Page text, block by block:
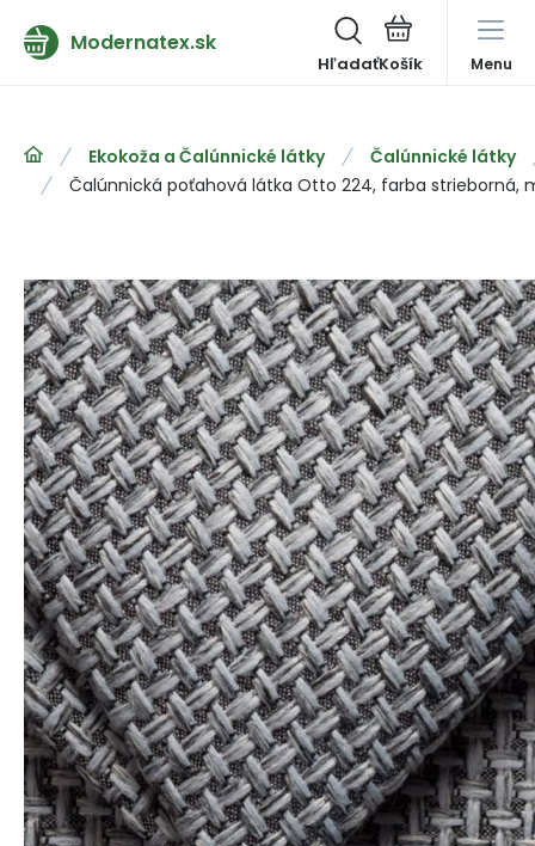
Modernatex.sk
Hľadať Menu
Ekokoža a Čalúnnické látky
Čalúnnické látky
Čalúnnická poťahová látka Otto 224, farba strieborná,